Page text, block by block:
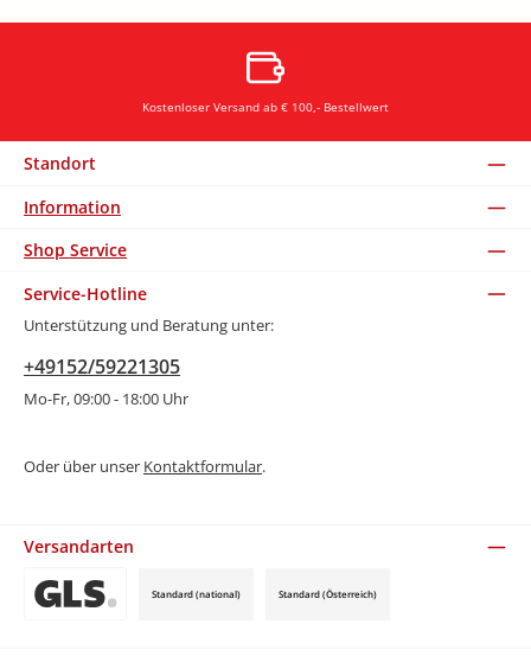
Kostenloser Versand ab € 100,- Bestellwert
Standort
Information
Shop Service
Service-Hotline
Unterstützung und Beratung unter:
+49152/59221305
Mo-Fr, 09:00 - 18:00 Uhr
Oder über unser Kontaktformular.
Versandarten
Standard (national) Standard (Österreich)